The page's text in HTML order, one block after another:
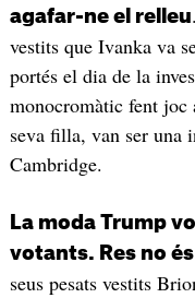
agafar-ne el relleu
vestits que Ivanka va
portés el dia de la
monocromàtic fent
seva filla, van ser una
Cambridge.
La moda Trump
votants. Res no
seus pesats vestits